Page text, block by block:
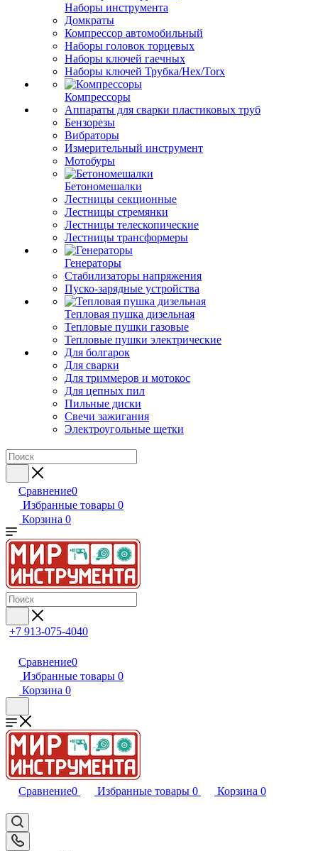
Наборы инструмента
Домкраты
Компрессор автомобильный
Наборы головок торцевых
Наборы ключей гаечных
Наборы ключей Трубка/Hex/Torx
Компрессоры
Аппараты для сварки пластиковых труб
Бензорезы
Вибраторы
Измерительный инструмент
Мотобуры
Бетономешалки
Лестницы секционные
Лестницы стремянки
Лестницы телескопические
Лестницы трансформеры
Генераторы
Стабилизаторы напряжения
Пуско-зарядные устройства
Тепловая пушка дизельная
Тепловые пушки газовые
Тепловые пушки электрические
Для болгарок
Для сварки
Для триммеров и мотокос
Для цепных пил
Пильные диски
Свечи зажигания
Электроугольные щетки
Сравнение0
Избранные товары 0
Корзина 0
+7 913-075-4040
Сравнение0
Избранные товары 0
Корзина 0
Сравнение0 Избранные товары 0 Корзина 0